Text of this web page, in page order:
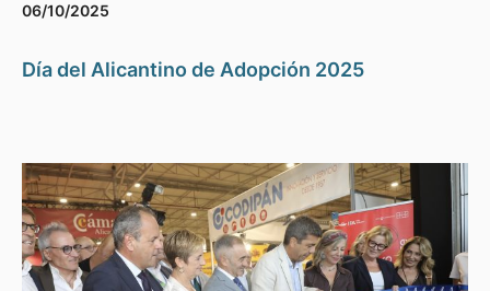
06/10/2025
Día del Alicantino de Adopción 2025